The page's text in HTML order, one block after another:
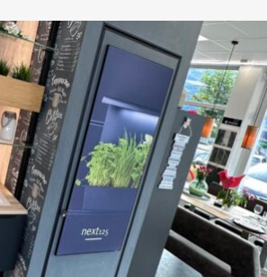
Gaderobe
SORTIMENTSWECHSEL